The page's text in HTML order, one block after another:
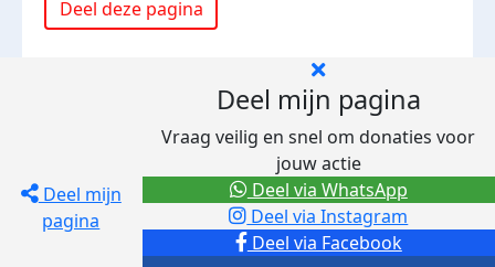
Deel deze pagina
Deel mijn
pagina
Deel mijn pagina
Vraag veilig en snel om donaties voor
jouw actie
Deel via Facebook
Deel via Instagram
Deel via WhatsApp